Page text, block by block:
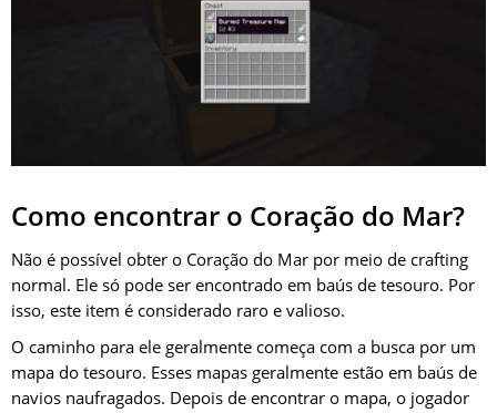
Como encontrar o Coração do Mar?
Não é possível obter o Coração do Mar por meio de crafting
normal. Ele só pode ser encontrado em baús de tesouro. Por
isso, este item é considerado raro e valioso.
O caminho para ele geralmente começa com a busca por um
mapa do tesouro. Esses mapas geralmente estão em baús de
navios naufragados. Depois de encontrar o mapa, o jogador